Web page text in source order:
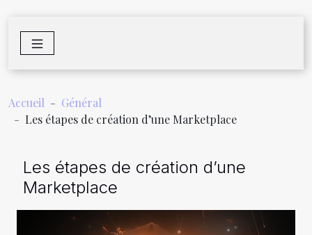
Accueil
Général
Les étapes de création d’une Marketplace
Les étapes de création d’une
Marketplace